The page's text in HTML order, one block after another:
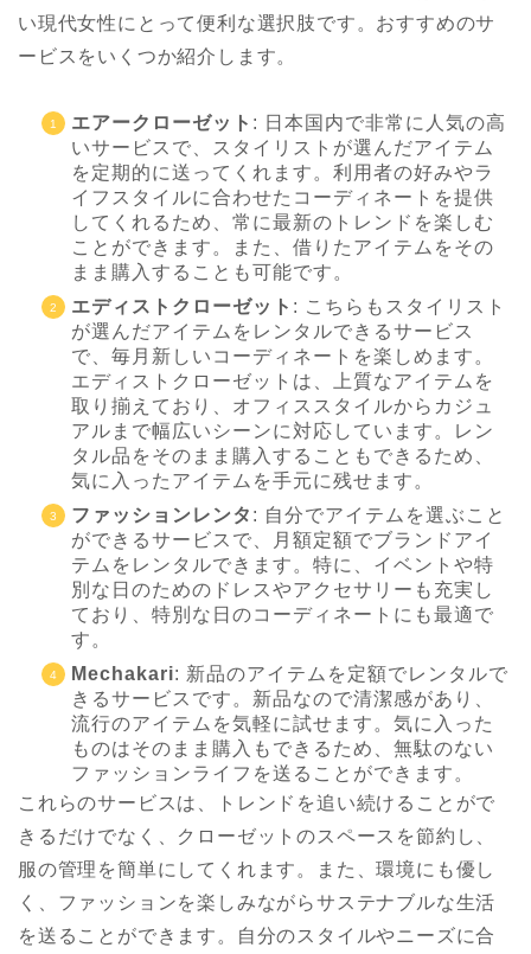
い現代女性にとって便利な選択肢です。おすすめのサ
ービスをいくつか紹介します。
エアークローゼット : 日本国内で非常に人気の高
いサービスで、スタイリストが選んだアイテム
を定期的に送ってくれます。利用者の好みやラ
イフスタイルに合わせたコーディネートを提供
してくれるため、常に最新のトレンドを楽しむ
ことができます。また、借りたアイテムをその
まま購入することも可能です。
エディストクローゼット : こちらもスタイリスト
が選んだアイテムをレンタルできるサービス
で、毎月新しいコーディネートを楽しめます。
エディストクローゼットは、上質なアイテムを
取り揃えており、オフィススタイルからカジュ
アルまで幅広いシーンに対応しています。レン
タル品をそのまま購入することもできるため、
気に入ったアイテムを手元に残せます。
ファッションレンタ : 自分でアイテムを選ぶこと
ができるサービスで、月額定額でブランドアイ
テムをレンタルできます。特に、イベントや特
別な日のためのドレスやアクセサリーも充実し
ており、特別な日のコーディネートにも最適で
す。
Mechakari: 新品のアイテムを定額でレンタルで
きるサービスです。新品なので清潔感があり、
流行のアイテムを気軽に試せます。気に入った
ものはそのまま購入もできるため、無駄のない
ファッションライフを送ることができます。
これらのサービスは、トレンドを追い続けることがで
きるだけでなく、クローゼットのスペースを節約し、
服の管理を簡単にしてくれます。また、環境にも優し
く、ファッションを楽しみながらサステナブルな生活
を送ることができます。自分のスタイルやニーズに合